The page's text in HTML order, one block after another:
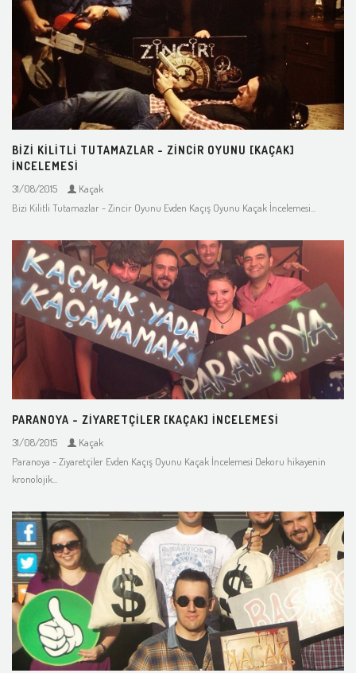
BIZI KILITLI TUTAMAZLAR - ZINCIR OYUNU [KAÇAK]
INCELEMESI
31/08/2015
Kaçak
Bizi Kilitli Tutamazlar - Zincir Oyunu Evden Kaçış Oyunu Kaçak İncelemesi...
PARANOYA - ZIYARETÇILER [KAÇAK] İNCELEMESI
31/08/2015
Kaçak
Paranoya - Ziyaretçiler Evden Kaçış Oyunu Kaçak İncelemesi Dekoru hikayenin
kronolojik...